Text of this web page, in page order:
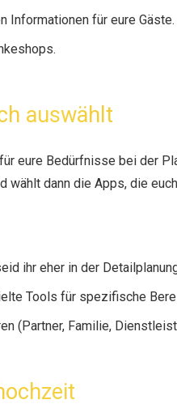
Informationen für eure Gäste.
auswählt
eure Bedürfnisse bei der
wählt dann die Apps, die
ihr eher in der
Tools für spezifische
(Partner, Familie,